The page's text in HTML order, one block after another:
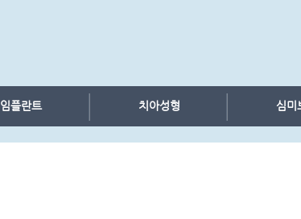
임플란트 치아성형 심미